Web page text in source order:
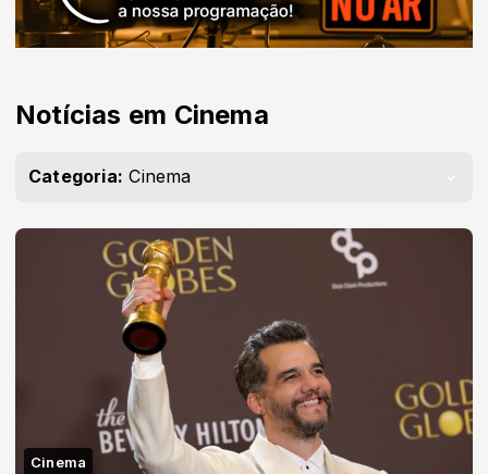
Notícias em Cinema
Categoria: Cinema
Cinema